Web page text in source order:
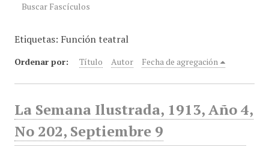
Buscar Fascículos
Etiquetas: Función teatral
Ordenar por: Título Autor Fecha de agregación
La Semana Ilustrada, 1913, Año 4,
No 202, Septiembre 9